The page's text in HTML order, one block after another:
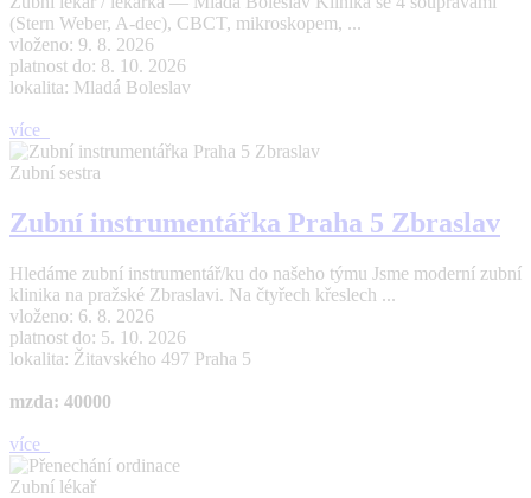
(Stern Weber, A-dec), CBCT, mikroskopem, ...
vloženo: 9. 8. 2026
platnost do: 8. 10. 2026
lokalita: Mladá Boleslav
více
Zubní sestra
Zubní instrumentářka Praha 5 Zbraslav
Hledáme zubní instrumentář/ku do našeho týmu Jsme moderní zubní
klinika na pražské Zbraslavi. Na čtyřech křeslech ...
vloženo: 6. 8. 2026
platnost do: 5. 10. 2026
lokalita: Žitavského 497 Praha 5
mzda: 40000
více
Zubní lékař